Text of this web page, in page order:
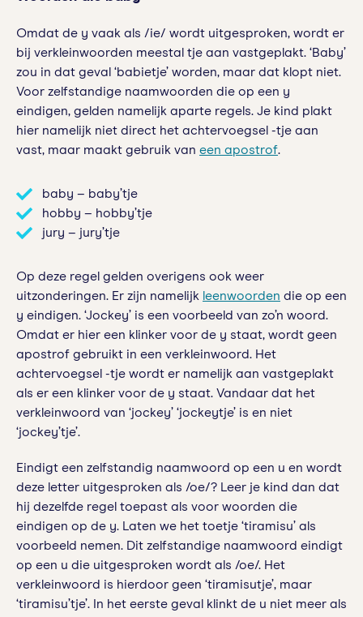
Omdat de y vaak als /ie/ wordt uitgesproken, wordt er
bij verkleinwoorden meestal tje aan vastgeplakt. ‘Baby’
zou in dat geval ‘babietje’ worden, maar dat klopt niet.
Voor zelfstandige naamwoorden die op een y
eindigen, gelden namelijk aparte regels. Je kind plakt
hier namelijk niet direct het achtervoegsel -tje aan
vast, maar maakt gebruik van een apostrof.
baby – baby’tje
hobby – hobby’tje
jury – jury’tje
Op deze regel gelden overigens ook weer
uitzonderingen. Er zijn namelijk leenwoorden die op een
y eindigen. ‘Jockey’ is een voorbeeld van zo’n woord.
Omdat er hier een klinker voor de y staat, wordt geen
apostrof gebruikt in een verkleinwoord. Het
achtervoegsel -tje wordt er namelijk aan vastgeplakt
als er een klinker voor de y staat. Vandaar dat het
verkleinwoord van ‘jockey’ ‘jockeytje’ is en niet
‘jockey’tje’.
Eindigt een zelfstandig naamwoord op een u en wordt
deze letter uitgesproken als /oe/? Leer je kind dan dat
hij dezelfde regel toepast als voor woorden die
eindigen op de y. Laten we het toetje ‘tiramisu’ als
voorbeeld nemen. Dit zelfstandige naamwoord eindigt
op een u die uitgesproken wordt als /oe/. Het
verkleinwoord is hierdoor geen ‘tiramisutje’, maar
‘tiramisu’tje’. In het eerste geval klinkt de u niet meer als